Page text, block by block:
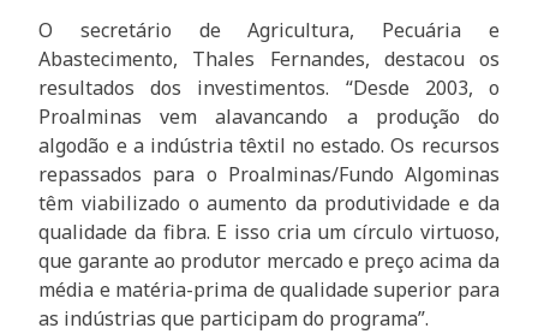
O secretário de Agricultura, Pecuária e
Abastecimento, Thales Fernandes, destacou os
resultados dos investimentos. “Desde 2003, o
Proalminas vem alavancando a produção do
algodão e a indústria têxtil no estado. Os recursos
repassados para o Proalminas/Fundo Algominas
têm viabilizado o aumento da produtividade e da
qualidade da fibra. E isso cria um círculo virtuoso,
que garante ao produtor mercado e preço acima da
média e matéria-prima de qualidade superior para
as indústrias que participam do programa”.